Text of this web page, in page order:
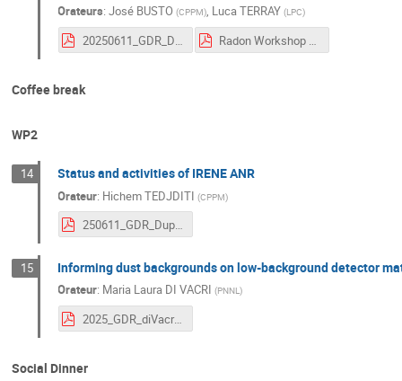
Orateurs:José BUSTO (CPPM), Luca TERRAY (LPC)
20250611_GDR_DUPhy_Radon-Luca.pdf Radon Workshop Marseille.pdf
Coffee break
WP2
14 Status and activities of IRENE ANR
Orateur: Hichem TEDJDITI (CPPM)
250611_GDR_Duphy_IRENE_TH.pdf
15 Informing dust backgrounds on low-background detector
Orateur: Maria Laura DI VACRI (PNNL)
2025_GDR_diVacri.pdf
Social Dinner